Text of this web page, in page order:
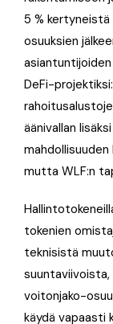
5 %
osuuksien
DeFi-
äänivallan
mutta WLF:n
tokenien
teknisistä
voitonjako-
käydä vapaasti